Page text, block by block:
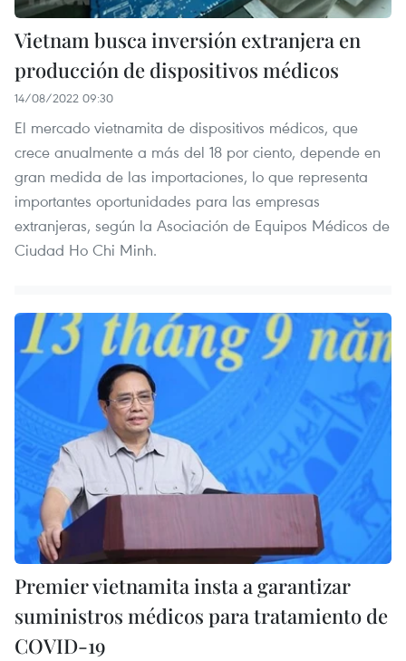
Vietnam busca inversión extranjera en
producción de dispositivos médicos
14/08/2022 09:30
El mercado vietnamita de dispositivos médicos, que
crece anualmente a más del 18 por ciento, depende en
gran medida de las importaciones, lo que representa
importantes oportunidades para las empresas
extranjeras, según la Asociación de Equipos Médicos de
Ciudad Ho Chi Minh.
Premier vietnamita insta a garantizar
suministros médicos para tratamiento de
COVID-19